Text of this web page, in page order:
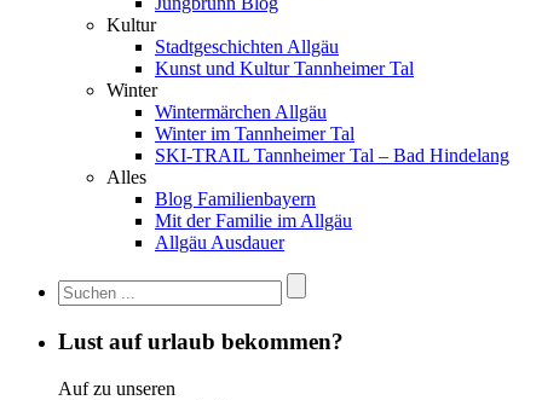
Kultur
Stadtgeschichten Allgäu
Kunst und Kultur Tannheimer Tal
Winter
Wintermärchen Allgäu
Winter im Tannheimer Tal
SKI-TRAIL Tannheimer Tal – Bad Hindelang
Alles
Blog Familienbayern
Mit der Familie im Allgäu
Allgäu Ausdauer
Lust auf urlaub bekommen?
Auf zu unseren